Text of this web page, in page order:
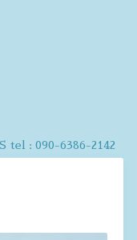
tel : 090-6386-2142